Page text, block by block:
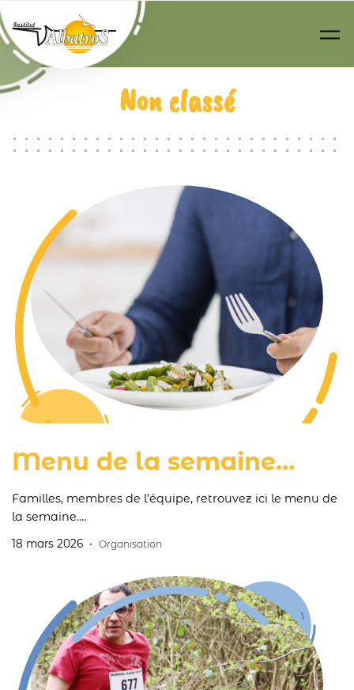
Passer au contenu principal
Non classé
Menu de la semaine…
Familles, membres de l’équipe, retrouvez ici le menu de
la semaine.
également visible sur cette page.
18 mars 2026 Organisation